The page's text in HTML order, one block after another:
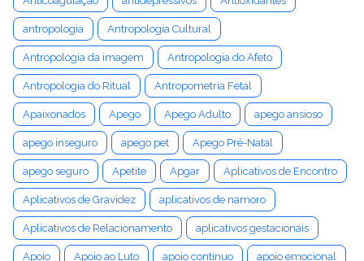
antropologia Antropologia Cultural
Antropologia da imagem Antropologia do Afeto
Antropologia do Ritual Antropometria Fetal
Apaixonados Apego Apego Adulto apego ansioso
apego inseguro apego pet Apego Pré-Natal
apego seguro Apetite Apgar Aplicativos de Encontro
Aplicativos de Gravidez aplicativos de namoro
Aplicativos de Relacionamento aplicativos gestacionais
Apoio Apoio ao Luto apoio contínuo apoio emocional